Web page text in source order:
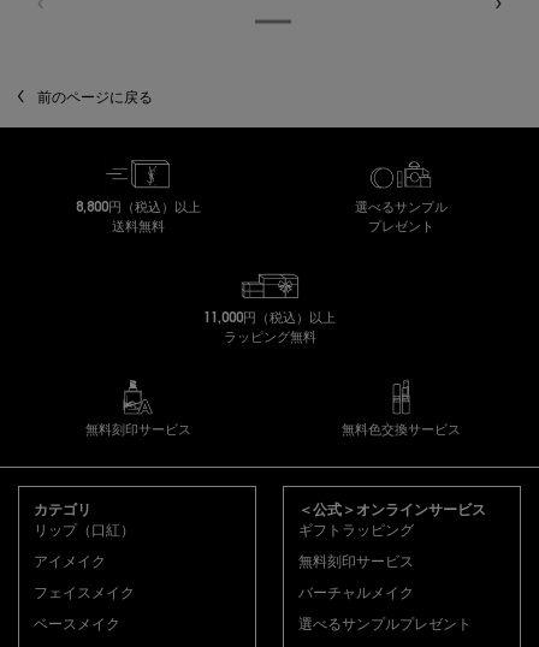
前のページに戻る
8,800円（税込）以上
送料無料
選べるサンプル
プレゼント
11,000円（税込）以上
ラッピング無料
無料刻印サービス 無料色交換サービス
カテゴリ
リップ（口紅）
アイメイク
フェイスメイク
ベースメイク
＜公式＞オンラインサービス
ギフトラッピング
無料刻印サービス
バーチャルメイク
選べるサンプルプレゼント